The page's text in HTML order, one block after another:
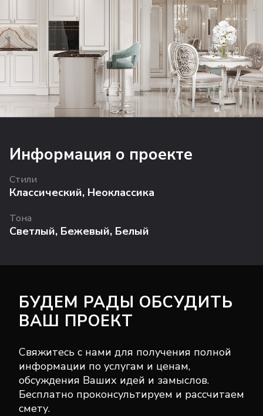
Информация о проекте
Стили
Классический, Неоклассика
Тона
Светлый, Бежевый, Белый
БУДЕМ РАДЫ ОБСУДИТЬ
ВАШ ПРОЕКТ
Свяжитесь с нами для получения полной
информации по услугам и ценам,
обсуждения Ваших идей и замыслов.
Бесплатно проконсультируем и рассчитаем
смету.